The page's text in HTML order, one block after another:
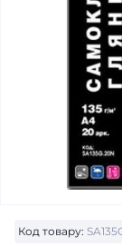
Код товару: